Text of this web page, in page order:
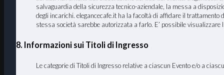
salvaguardia della sicurezza tecnico-aziendale, la messa a
degli incarichi. elegancecafe.it ha la facoltà di affidare il
stessa società sarebbe autorizzata a farlo. E’ possibile
8. Informazioni sui Titoli di Ingresso
Le categorie di Titoli di Ingresso relative a ciascun Evento e/o a